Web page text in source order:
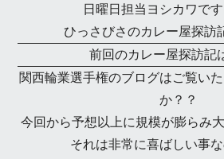
日曜日担当ヨシカワです
ひっさびさのカレー屋探訪
前回のカレー屋探訪記
関西輪業選手権のブログはご覧い
か？？
今回から予想以上に規模が膨らみ
それは非常に喜ばしい事な